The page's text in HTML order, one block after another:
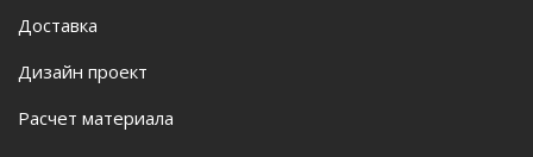
Доставка
Дизайн проект
Расчет материала